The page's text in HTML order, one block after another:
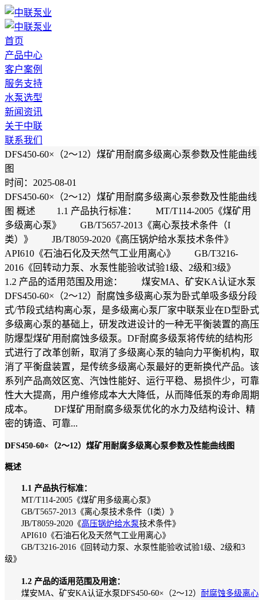
首页
产品中心
客户案例
服务支持
水泵选型
新闻资讯
关于中联
联系我们
DFS450-60×（2～12）煤矿用耐腐多级离心泵参数及性能曲线
图
时间：2025-08-01
DFS450-60×（2～12）煤矿用耐腐多级离心泵参数及性能曲线
图 概述 1.1 产品执行标准： MT/T114-2005《煤矿用
多级离心泵》 GB/T5657-2013《离心泵技术条件（I
类）》 JB/T8059-2020《高压锅炉给水泵技术条件》
API610《石油石化及天然气工业用离心》 GB/T3216-
2016《回转动力泵、水泵性能验收试验1级、2级和3级》
1.2 产品的适用范围及用途： 煤安MA、矿安KA认证水泵
DFS450-60×（2～12）耐腐蚀多级离心泵为卧式单吸多级分段
式/节段式结构离心泵，是多级离心泵厂家中联泵业在D型卧式
多级离心泵的基础上，研发改进设计的一种无平衡装置的高压
防爆型煤矿用耐腐蚀多级泵。DF耐腐多级泵将传统的结构形
式进行了改革创新，取消了多级离心泵的轴向力平衡机构，取
消了平衡盘装置，是传统多级离心泵最好的更新换代产品。该
系列产品高效区宽、汽蚀性能好、运行平稳、易损件少，可靠
性大大提高，用户维修成本大大降低，从而降低泵的寿命周期
成本。 DF煤矿用耐腐多级泵优化的水力及结构设计、精
密的铸造、可靠...
DFS450-60×（2～12）煤矿用耐腐多级离心泵参数及性能曲线图
概述
1.1 产品执行标准：
MT/T114-2005《煤矿用多级离心泵》
GB/T5657-2013《离心泵技术条件（I类）》
JB/T8059-2020《高压锅炉给水泵技术条件》
API610《石油石化及天然气工业用离心》
GB/T3216-2016《回转动力泵、水泵性能验收试验1级、2级和3
级》
1.2 产品的适用范围及用途：
煤安MA、矿安KA认证水泵DFS450-60×（2～12） 耐腐蚀多级离心